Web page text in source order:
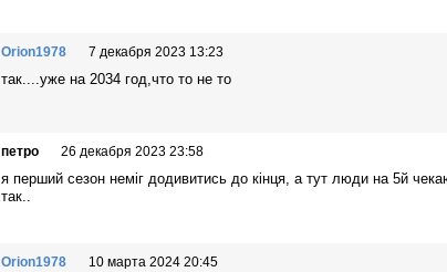
Orion1978 7 декабря 2023 13:23
так....уже на 2034 год,что то не то
петро 26 декабря 2023 23:58
я перший сезон неміг додивитись до кінця, а тут люди на 5й
так..
Orion1978 10 марта 2024 20:45